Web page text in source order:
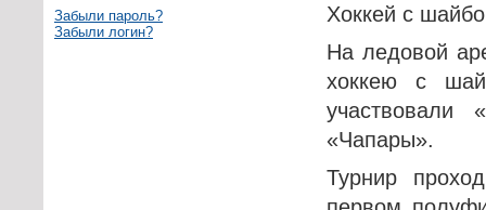
Забыли пароль?
Забыли логин?
Хоккей с
На ледовой
хоккею с
«Чапары».
Турнир